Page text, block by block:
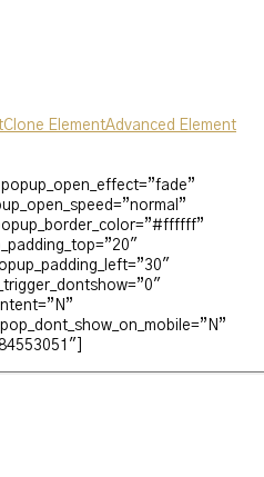
Clone ElementAdvanced Element